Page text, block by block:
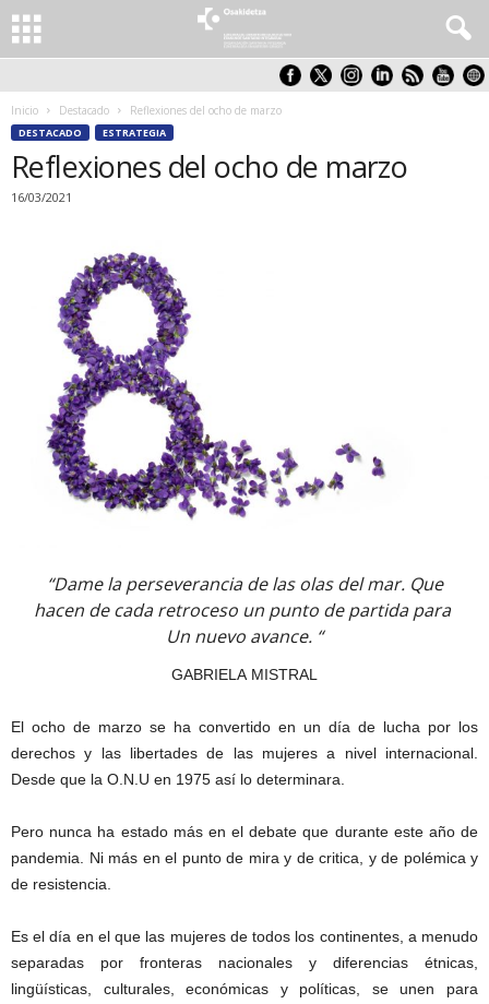
Inicio Destacado Reflexiones del ocho de marzo
DESTACADO ESTRATEGIA
Reflexiones del ocho de marzo
16/03/2021
“Dame la perseverancia de las olas del mar. Que
hacen de cada retroceso un punto de partida para
Un nuevo avance. “
GABRIELA MISTRAL
El ocho de marzo se ha convertido en un día de lucha por los
derechos y las libertades de las mujeres a nivel internacional.
Desde que la O.N.U en 1975 así lo determinara.
Pero nunca ha estado más en el debate que durante este año de
pandemia. Ni más en el punto de mira y de critica, y de polémica y
de resistencia.
Es el día en el que las mujeres de todos los continentes, a menudo
separadas por fronteras nacionales y diferencias étnicas,
lingüísticas, culturales, económicas y políticas, se unen para